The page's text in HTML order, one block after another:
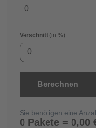
Verschnitt (in %)
0
Berechnen
Sie benötigen eine
0 Pakete = 0,00